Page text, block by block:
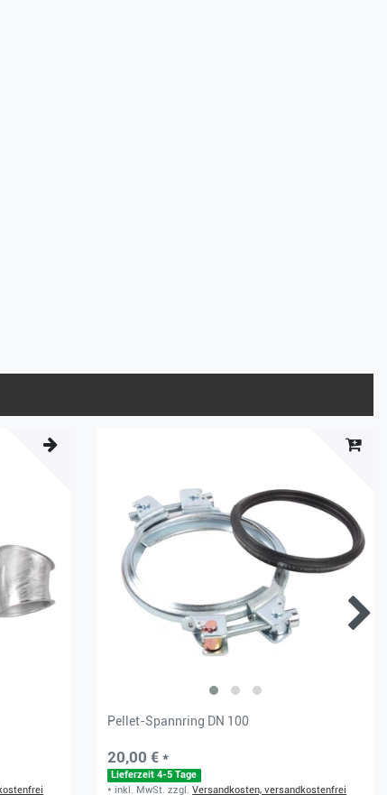
Pellet-Spannring DN 100
20,00 € *
Lieferzeit 4-5 Tage
* inkl. MwSt. zzgl.Versandkosten, versandkostenfrei